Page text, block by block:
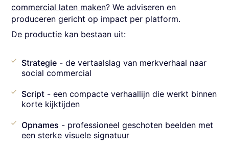
commercial laten maken? We adviseren en
produceren gericht op impact per platform.
De productie kan bestaan uit:
Strategie - de vertaalslag van merkverhaal naar
social commercial
Script - een compacte verhaallijn die werkt binnen
korte kijktijden
Opnames - professioneel geschoten beelden met
een sterke visuele signatuur